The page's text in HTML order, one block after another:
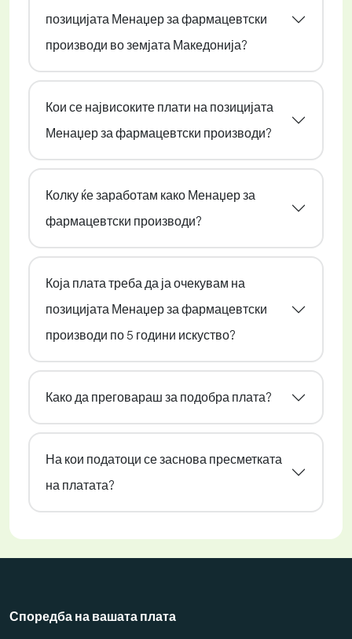
позицијата Менаџер за фармацевтски
производи во земјата Македонија?
Кои се највисоките плати на позицијата
Менаџер за фармацевтски производи?
Колку ќе заработам како Менаџер за
фармацевтски производи?
Која плата треба да ја очекувам на
позицијата Менаџер за фармацевтски
производи по 5 години искуство?
Како да преговараш за подобра плата?
На кои податоци се заснова пресметката
на платата?
Споредба на вашата плата